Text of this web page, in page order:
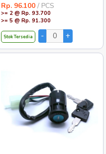
Rp. 96.100 / PCS
>= 2 @ Rp. 93.700
>= 5 @ Rp. 91.300
Stok Tersedia